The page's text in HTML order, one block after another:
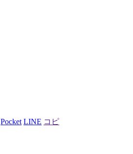
Pocket LINE コピ